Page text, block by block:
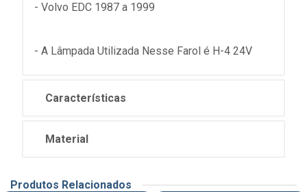
- Volvo EDC 1987 a 1999
- A Lâmpada Utilizada Nesse Farol é H-4 24V
Características
Material
Produtos Relacionados